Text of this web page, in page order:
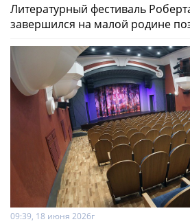
Литературный фестиваль
завершился на малой родине
09:39, 18 июня 2026г